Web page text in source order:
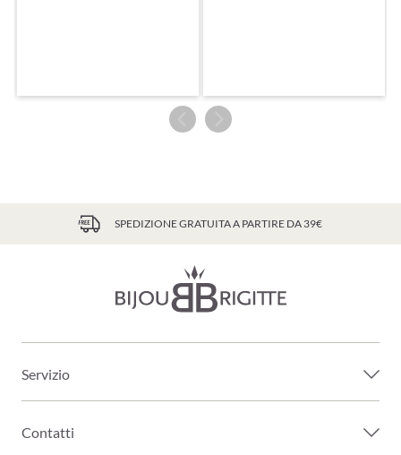
SPEDIZIONE GRATUITA A PARTIRE DA 39€
Servizio
Contatti